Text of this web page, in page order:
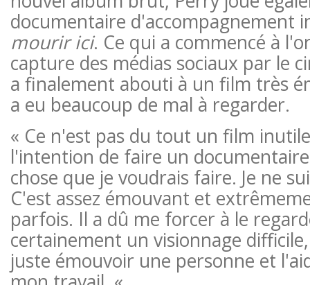
documentaire d'accompagnement
mourir ici. Ce qui a commencé à
capture des médias sociaux par le
a finalement abouti à un film très
a eu beaucoup de mal à regarder.
« Ce n'est pas du tout un film
l'intention de faire un
chose que je voudrais faire. Je ne
C'est assez émouvant et
parfois. Il a dû me forcer à le
certainement un visionnage
juste émouvoir une personne et